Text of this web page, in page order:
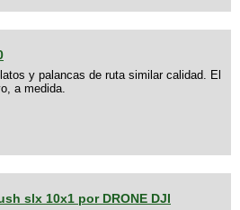
y palancas de ruta similar calidad. El
a medida.
slx 10x1 por DRONE DJI